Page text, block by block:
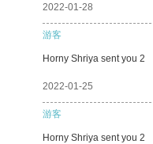
2022-01-28
游客
Horny Shriya sent you 2
2022-01-25
游客
Horny Shriya sent you 2